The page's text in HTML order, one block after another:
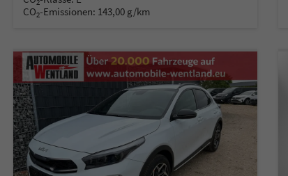
2
CO2-Emissionen: 143,00 g/km